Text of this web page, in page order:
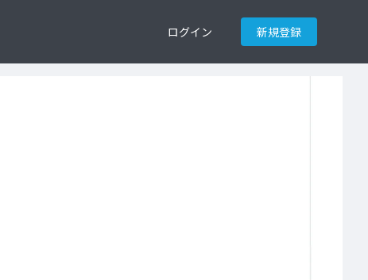
ログイン 新規登録